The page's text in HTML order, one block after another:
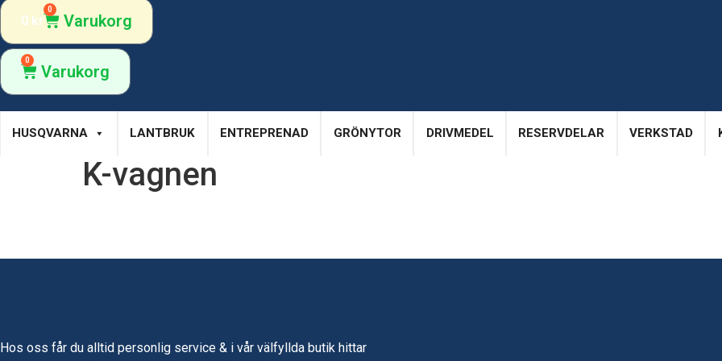
0 kr
0
Varukorg
0
Varukorg
HUSQVARNA LANTBRUK ENTREPRENAD GRÖNYTOR DRIVMEDEL RESERVDELAR VERKSTAD
K-vagnen
Hos oss får du alltid personlig service & i vår välfyllda butik hittar